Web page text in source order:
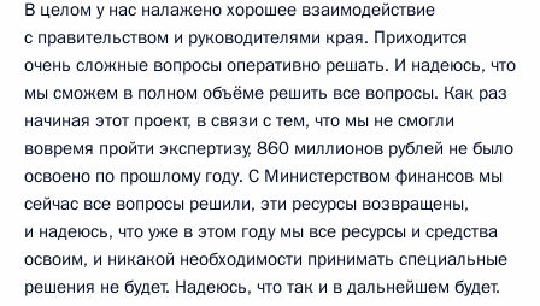
В целом у нас налажено хорошее взаимодействие
с правительством и руководителями края. Приходится
очень сложные вопросы оперативно решать. И надеюсь, что
мы сможем в полном объёме решить все вопросы. Как раз
начиная этот проект, в связи с тем, что мы не смогли
вовремя пройти экспертизу, 860 миллионов рублей не было
освоено по прошлому году. С Министерством финансов мы
сейчас все вопросы решили, эти ресурсы возвращены,
и надеюсь, что уже в этом году мы все ресурсы и средства
освоим, и никакой необходимости принимать специальные
решения не будет. Надеюсь, что так и в дальнейшем будет.